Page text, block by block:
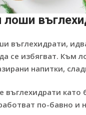
въглехидрати,
се избягват. Към
напитки,
въглехидрати като
по-бавно и